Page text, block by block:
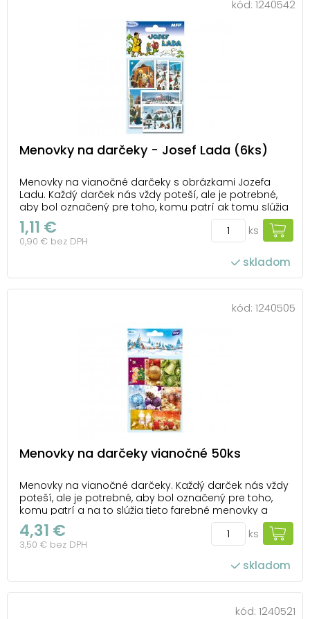
kód: 1240542
Menovky na darčeky - Josef Lada (6ks)
Menovky na vianočné darčeky s obrázkami Jozefa
Ladu. Každý darček nás vždy poteší, ale je potrebné,
aby bol označený pre toho, komu patrí ak tomu slúžia
tieto farebné menovky s vianočnými motívmi Jozefa
Ladu, ktoré darček spestrí! BALENIE OBSAHUJE: - 6 ks
menoviek Menovky sú balené v sáčku...
1,11 €
0,90 € bez DPH
ks
skladom
kód: 1240505
Menovky na darčeky vianočné 50ks
Menovky na vianočné darčeky. Každý darček nás vždy
poteší, ale je potrebné, aby bol označený pre toho,
komu patrí a na to slúžia tieto farebné menovky a
vianočnými motívmi, ktoré darček spestria. BALENIE
OBSAHUJE: - 50 ks menoviek s rôznymi motívmi
Menovky sú balené vo vrecúšku so závesom....
4,31 €
3,50 € bez DPH
ks
skladom
kód: 1240521